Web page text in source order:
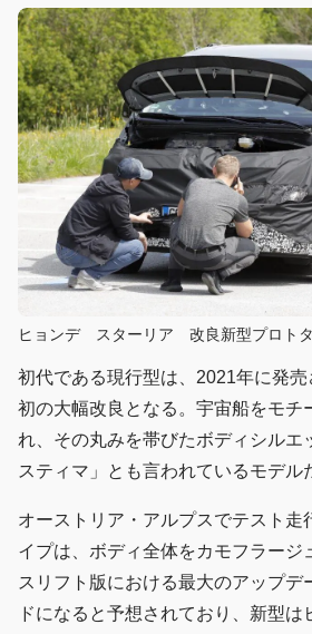
ヒョンデ スターリア 改良新型プロト
初代である現行型は、2021年に発
初の大幅改良となる。宇宙船をモチ
れ、その丸みを帯びたボディシルエ
スティマ」とも言われているモデル
オーストリア・アルプスでテスト走
イプは、ボディ全体をカモフラージ
スリフト版における最大のアップデ
ドになると予想されており、新型